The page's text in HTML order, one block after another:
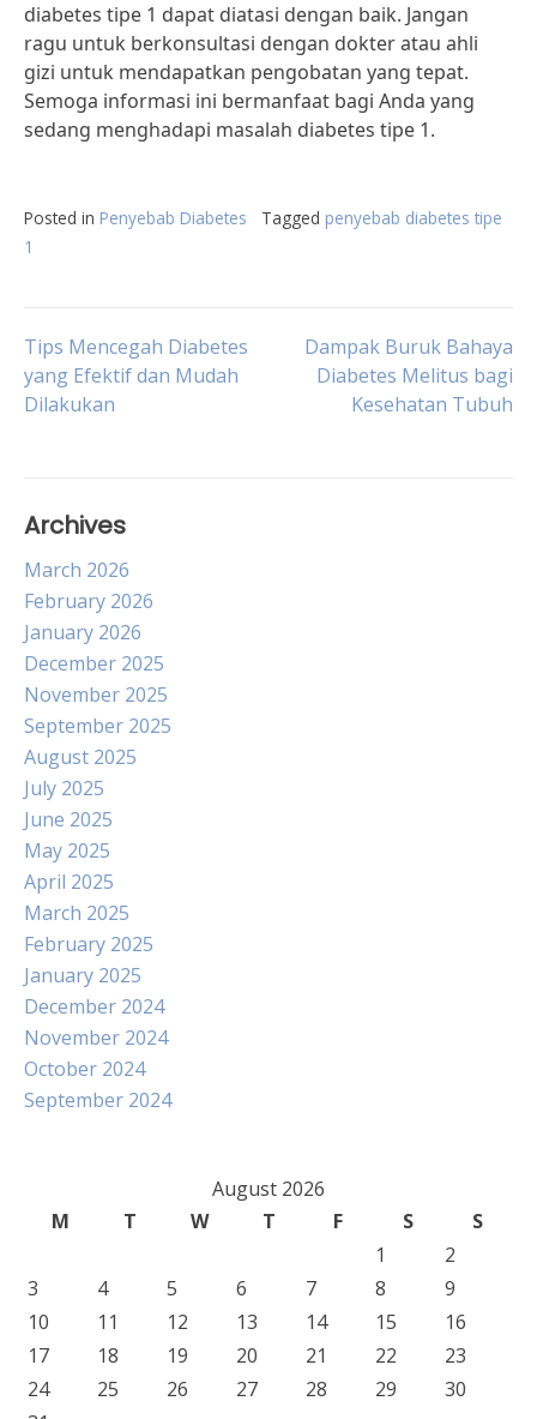
diabetes tipe 1 dapat diatasi dengan baik. Jangan
ragu untuk berkonsultasi dengan dokter atau ahli
gizi untuk mendapatkan pengobatan yang tepat.
Semoga informasi ini bermanfaat bagi Anda yang
sedang menghadapi masalah diabetes tipe 1.
Posted in Penyebab Diabetes Tagged penyebab diabetes tipe
1
Post
navigation
Tips Mencegah Diabetes
yang Efektif dan Mudah
Dilakukan
Dampak Buruk Bahaya
Diabetes Melitus bagi
Kesehatan Tubuh
Archives
March 2026
February 2026
January 2026
December 2025
November 2025
September 2025
August 2025
July 2025
June 2025
May 2025
April 2025
March 2025
February 2025
January 2025
December 2024
November 2024
October 2024
September 2024
August 2026
M
T W T F S
S
1
2
3
4 5 6 7 8
9
10
11 12 13 14 15
16
17
18 19 20 21 22
23
24
25 26 27 28 29
30